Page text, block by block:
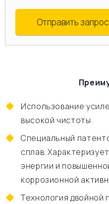
Отправить запрос
Использование
высокой чистоты.
Специальный
сплав.
энергии и
коррозионной
Технология двойной